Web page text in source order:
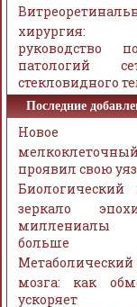
руководство
патологий
стекловидного
Последние
Новое
проявил свою
Биологический
зеркало
больше
мозга: как
ускоряет